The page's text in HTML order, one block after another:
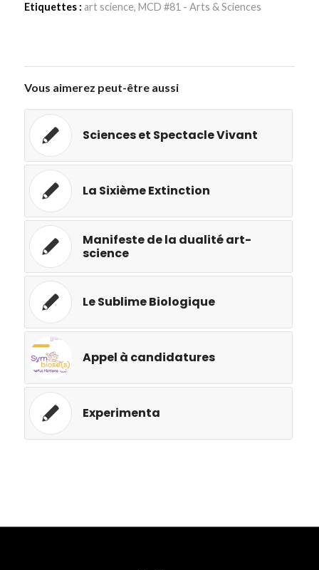
Etiquettes : art science, MCD #81 - Arts & Sciences
Vous aimerez peut-être aussi
Sciences et Spectacle Vivant
La Sixième Extinction
Manifeste de la dualité art-
science
Le Sublime Biologique
Appel à candidatures
Experimenta